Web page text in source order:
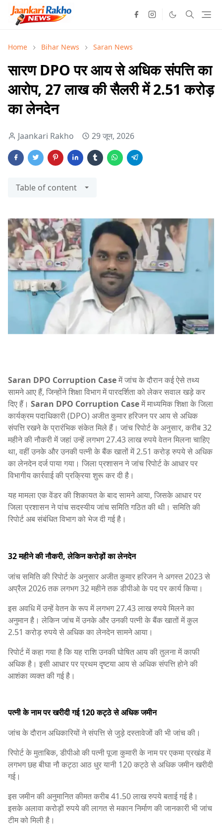
Home Bihar News Saran News
सारण DPO पर आय से अधिक संपत्ति का
आरोप, 27 लाख की सैलरी में 2.51 करोड़
का लेनदेन
Jaankari Rakho 29 जून, 2026
Table of content
Saran DPO Corruption Caseमें जांच के दौरान कई ऐसे तथ्य
सामने आए हैं, जिन्होंने शिक्षा विभाग में पारदर्शिता को लेकर सवाल खड़े कर
दिए हैं। Saran DPO Corruption Caseमें माध्यमिक शिक्षा के जिला
कार्यक्रम पदाधिकारी (DPO) अजीत कुमार हरिजन पर आय से अधिक
संपत्ति रखने के प्रारंभिक संकेत मिले हैं। जांच रिपोर्ट के अनुसार, करीब 32
महीने की नौकरी में जहां उन्हें लगभग 27.43 लाख रुपये वेतन मिलना चाहिए
था, वहीं उनके और उनकी पत्नी के बैंक खातों में 2.51 करोड़ रुपये से अधिक
का लेनदेन दर्ज पाया गया। जिला प्रशासन ने जांच रिपोर्ट के आधार पर
विभागीय कार्रवाई की प्रक्रिया शुरू कर दी है।
यह मामला एक वेंडर की शिकायत के बाद सामने आया, जिसके आधार पर
जिला प्रशासन ने पांच सदस्यीय जांच समिति गठित की थी। समिति की
रिपोर्ट अब संबंधित विभाग को भेज दी गई है।
32 महीने की नौकरी, लेकिन करोड़ों का लेनदेन
जांच समिति की रिपोर्ट के अनुसार अजीत कुमार हरिजन ने अगस्त 2023 से
अप्रैल 2026 तक लगभग 32 महीने तक डीपीओ के पद पर कार्य किया।
इस अवधि में उन्हें वेतन के रूप में लगभग 27.43 लाख रुपये मिलने का
अनुमान है। लेकिन जांच में उनके और उनकी पत्नी के बैंक खातों में कुल
2.51 करोड़ रुपये से अधिक का लेनदेन सामने आया।
रिपोर्ट में कहा गया है कि यह राशि उनकी घोषित आय की तुलना में काफी
अधिक है। इसी आधार पर प्रथम दृष्टया आय से अधिक संपत्ति होने की
आशंका व्यक्त की गई है।
पत्नी के नाम पर खरीदी गई 120 कट्ठे से अधिक जमीन
जांच के दौरान अधिकारियों ने संपत्ति से जुड़े दस्तावेजों की भी जांच की।
रिपोर्ट के मुताबिक, डीपीओ की पत्नी पूजा कुमारी के नाम पर एकमा प्रखंड में
लगभग छह बीघा नौ कट्ठा आठ धुर यानी 120 कट्ठे से अधिक जमीन खरीदी
गई।
इस जमीन की अनुमानित कीमत करीब 41.50 लाख रुपये बताई गई है।
इसके अलावा करोड़ों रुपये की लागत से मकान निर्माण की जानकारी भी जांच
टीम को मिली है।